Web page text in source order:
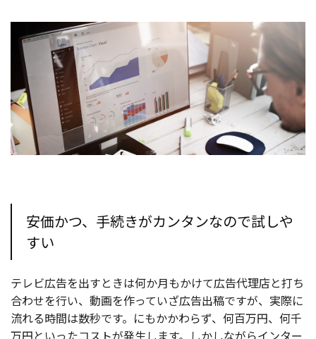
安価かつ、手続きがカンタンなので試しや
すい
テレビ広告を出すときは何か月もかけて広告代理店と打ち
合わせを行い、動画を作っていざ広告出稿ですが、実際に
流れる時間は数秒です。にもかかわらず、何百万円、何千
万円といったコストが発生します。しかしながらインター